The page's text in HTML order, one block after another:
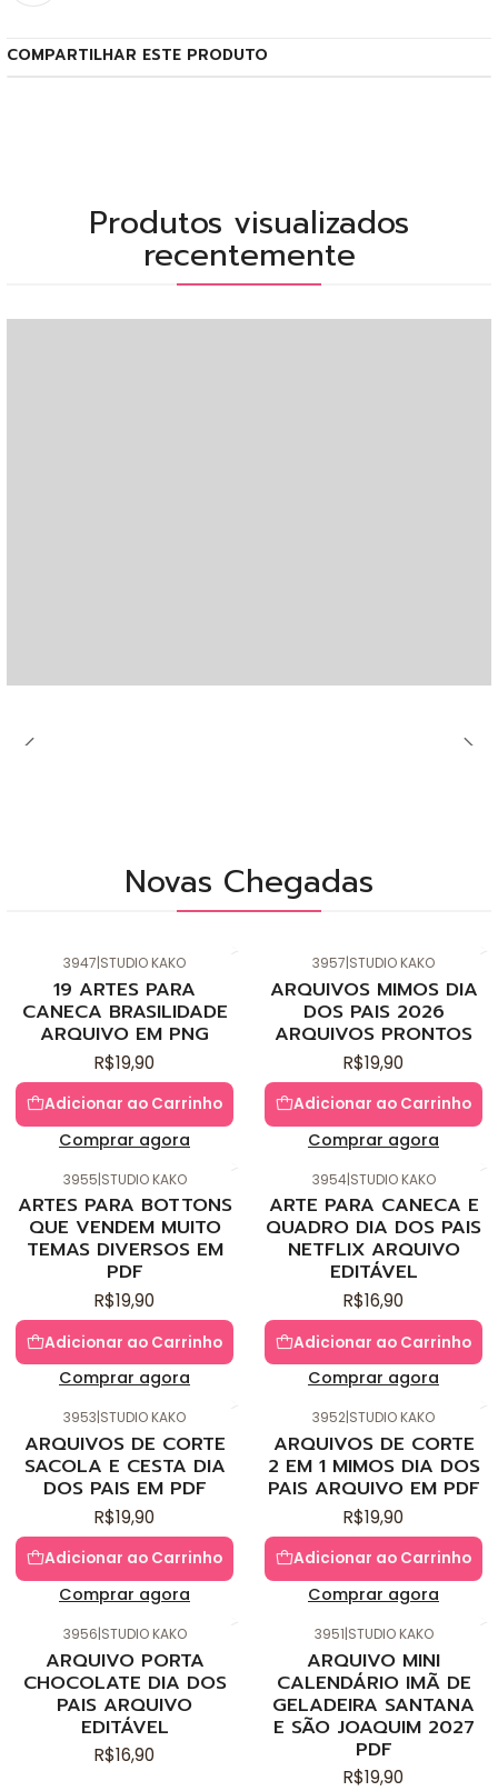
COMPARTILHAR ESTE PRODUTO
Produtos visualizados
recentemente
Novas Chegadas
3947|STUDIO KAKO
19 ARTES PARA
CANECA BRASILIDADE
ARQUIVO EM PNG
R$19,90
Adicionar ao Carrinho
Comprar agora
3957|STUDIO KAKO
ARQUIVOS MIMOS DIA
DOS PAIS 2026
ARQUIVOS PRONTOS
R$19,90
Adicionar ao Carrinho
Comprar agora
3955|STUDIO KAKO
ARTES PARA BOTTONS
QUE VENDEM MUITO
TEMAS DIVERSOS EM
PDF
R$19,90
Adicionar ao Carrinho
Comprar agora
3954|STUDIO KAKO
ARTE PARA CANECA E
QUADRO DIA DOS PAIS
NETFLIX ARQUIVO
EDITÁVEL
R$16,90
Adicionar ao Carrinho
Comprar agora
3953|STUDIO KAKO
ARQUIVOS DE CORTE
SACOLA E CESTA DIA
DOS PAIS EM PDF
R$19,90
Adicionar ao Carrinho
Comprar agora
3952|STUDIO KAKO
ARQUIVOS DE CORTE
2 EM 1 MIMOS DIA DOS
PAIS ARQUIVO EM PDF
R$19,90
Adicionar ao Carrinho
Comprar agora
3956|STUDIO KAKO
ARQUIVO PORTA
CHOCOLATE DIA DOS
PAIS ARQUIVO
EDITÁVEL
R$16,90
3951|STUDIO KAKO
ARQUIVO MINI
CALENDÁRIO IMÃ DE
GELADEIRA SANTANA
E SÃO JOAQUIM 2027
PDF
R$19,90